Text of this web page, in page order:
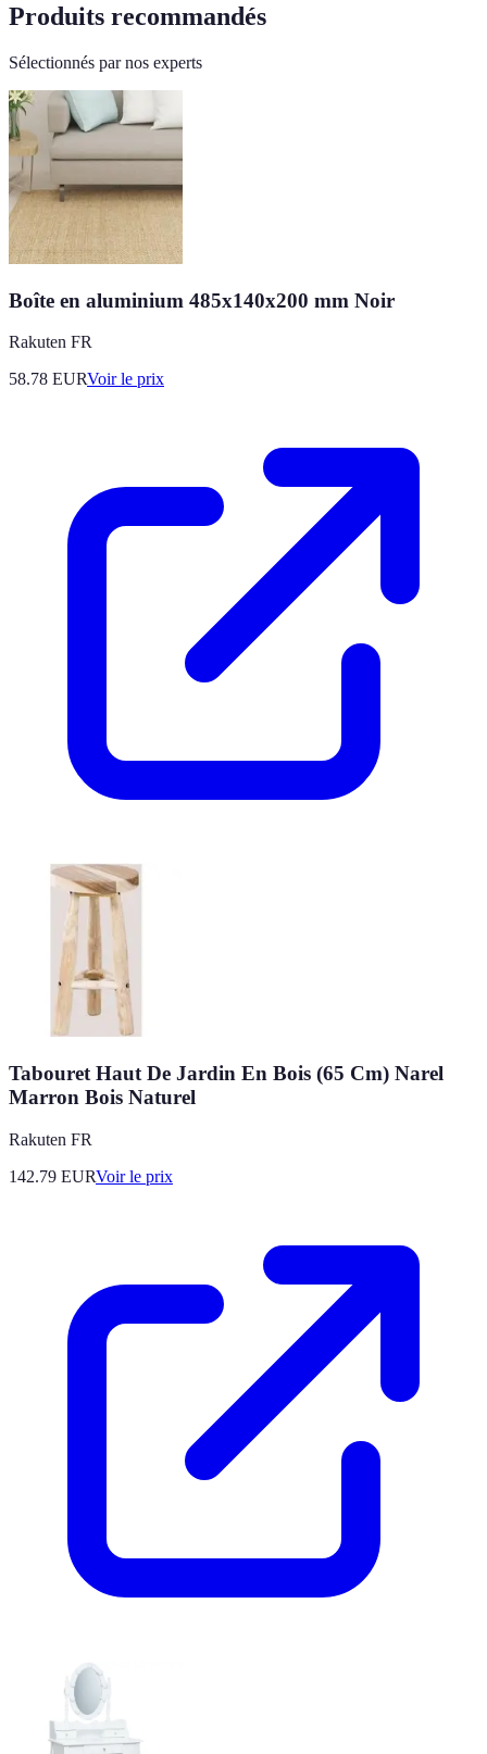
Produits recommandés
Sélectionnés par nos experts
Boîte en aluminium 485x140x200 mm Noir
Rakuten FR
58.78 EURVoir le prix
Tabouret Haut De Jardin En Bois (65 Cm) Narel
Marron Bois Naturel
Rakuten FR
142.79 EURVoir le prix